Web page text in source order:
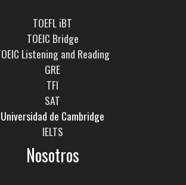
TOEFL iBT
TOEIC Bridge
Listening and Reading
GRE
TFI
SAT
Universidad de Cambridge
IELTS
Nosotros